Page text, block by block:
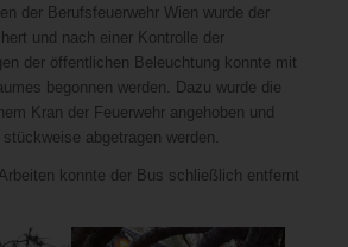
der Berufsfeuerwehr Wien wurde der
und nach einer Kontrolle der
der öffentlichen Beleuchtung konnte mit
begonnen werden. Dazu wurde die
Kran der Feuerwehr angehoben und
abgetragen werden.
konnte der Bus schließlich entfernt